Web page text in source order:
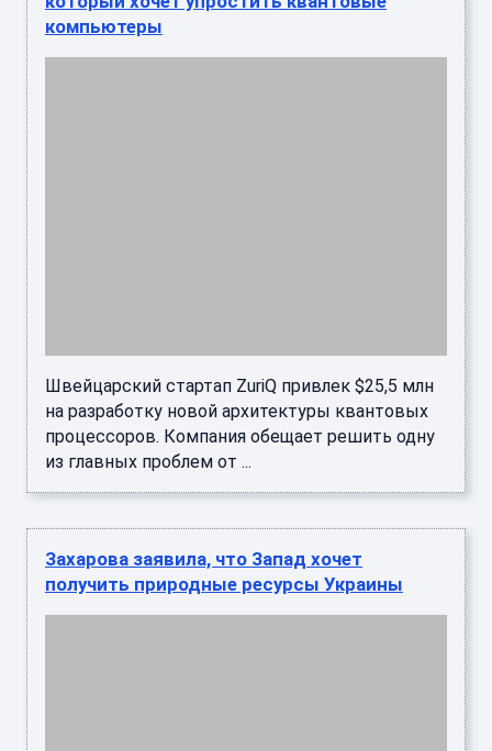
компьютеры
Швейцарский стартап ZuriQ привлек $25,5 млн
на разработку новой архитектуры квантовых
процессоров. Компания обещает решить одну
из главных проблем от ...
Захарова заявила, что Запад хочет
получить природные ресурсы Украины